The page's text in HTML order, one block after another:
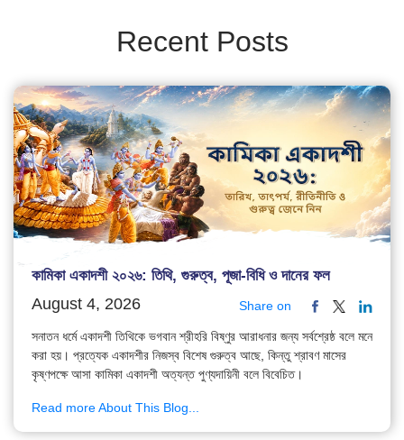
Recent Posts
কামিকা একাদশী ২০২৬: তিথি, গুরুত্ব, পূজা-বিধি ও দানের ফল
August 4, 2026 Share on
সনাতন ধর্মে একাদশী তিথিকে ভগবান শ্রীহরি বিষ্ণুর আরাধনার জন্য সর্বশ্রেষ্ঠ বলে মনে
করা হয়। প্রত্যেক একাদশীর নিজস্ব বিশেষ গুরুত্ব আছে, কিন্তু শ্রাবণ মাসের
কৃষ্ণপক্ষে আসা কামিকা একাদশী অত্যন্ত পুণ্যদায়িনী বলে বিবেচিত।
Read more About This Blog...